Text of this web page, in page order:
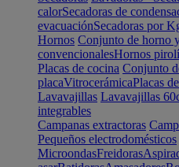
calorSecadoras de
evacuaciónSecadoras por
Hornos Conjunto de horno
convencionalesHornos
Placas de cocina Conjunto
placaVitrocerámicaPlacas
Lavavajillas Lavavajillas
integrables
Campanas extractoras
Pequeños electrodomésticos
MicroondasFreidoras